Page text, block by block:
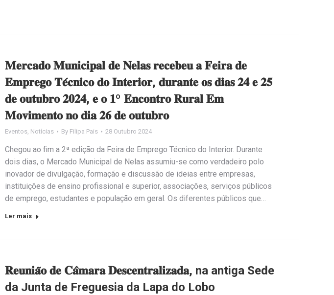
𝐌𝐞𝐫𝐜𝐚𝐝𝐨 𝐌𝐮𝐧𝐢𝐜𝐢𝐩𝐚𝐥 𝐝𝐞 𝐍𝐞𝐥𝐚𝐬 𝐫𝐞𝐜𝐞𝐛𝐞𝐮 𝐚 𝐅𝐞𝐢𝐫𝐚 𝐝𝐞
𝐄𝐦𝐩𝐫𝐞𝐠𝐨 𝐓𝐞́𝐜𝐧𝐢𝐜𝐨 𝐝𝐨 𝐈𝐧𝐭𝐞𝐫𝐢𝐨𝐫, 𝐝𝐮𝐫𝐚𝐧𝐭𝐞 𝐨𝐬 𝐝𝐢𝐚𝐬 𝟐𝟒 𝐞 𝟐𝟓
𝐝𝐞 𝐨𝐮𝐭𝐮𝐛𝐫𝐨 𝟐𝟎𝟐𝟒, 𝐞 𝐨 𝟏º 𝐄𝐧𝐜𝐨𝐧𝐭𝐫𝐨 𝐑𝐮𝐫𝐚𝐥 𝐄𝐦
𝐌𝐨𝐯𝐢𝐦𝐞𝐧𝐭𝐨 𝐧𝐨 𝐝𝐢𝐚 𝟐𝟔 𝐝𝐞 𝐨𝐮𝐭𝐮𝐛𝐫𝐨
Eventos, Notícias By Filipa Pais 28 Outubro 2024
Chegou ao fim a 2ª edição da Feira de Emprego Técnico do Interior. Durante
dois dias, o Mercado Municipal de Nelas assumiu-se como verdadeiro polo
inovador de divulgação, formação e discussão de ideias entre empresas,
instituições de ensino profissional e superior, associações, serviços públicos
de emprego, estudantes e população em geral. Os diferentes públicos que…
Ler mais
𝐑𝐞𝐮𝐧𝐢𝐚̃𝐨 𝐝𝐞 𝐂𝐚̂𝐦𝐚𝐫𝐚 𝐃𝐞𝐬𝐜𝐞𝐧𝐭𝐫𝐚𝐥𝐢𝐳𝐚𝐝𝐚, na antiga Sede
da Junta de Freguesia da Lapa do Lobo